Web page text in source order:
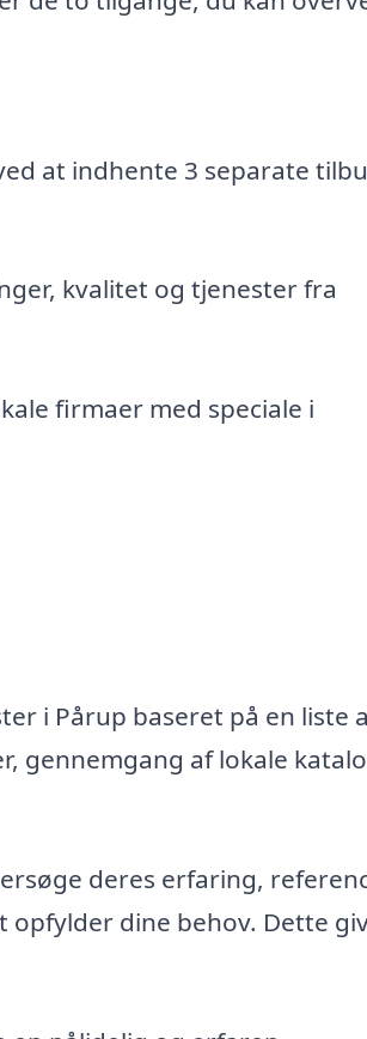
at indhente 3 separate
kvalitet og tjenester fra
firmaer med speciale i
i Pårup baseret på en liste
gennemgang af lokale
deres erfaring,
dine behov. Dette